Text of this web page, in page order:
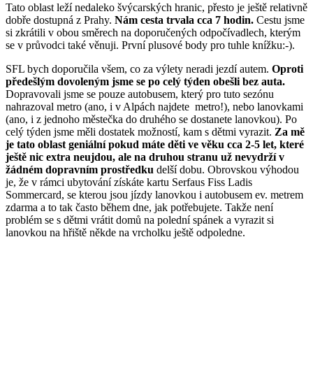
Tato oblast leží nedaleko švýcarských hranic, přesto je ještě relativně
dobře dostupná z Prahy. Nám cesta trvala cca 7 hodin. Cestu jsme
si zkrátili v obou směrech na doporučených odpočívadlech, kterým
se v průvodci také věnuji. První plusové body pro tuhle knížku:-).
SFL bych doporučila všem, co za výlety neradi jezdí autem. Oproti
předešlým dovoleným jsme se po celý týden obešli bez auta.
Dopravovali jsme se pouze autobusem, který pro tuto sezónu
nahrazoval metro (ano, i v Alpách najdete metro!), nebo lanovkami
(ano, i z jednoho městečka do druhého se dostanete lanovkou). Po
celý týden jsme měli dostatek možností, kam s dětmi vyrazit. Za mě
je tato oblast geniální pokud máte děti ve věku cca 2-5 let, které
ještě nic extra neujdou, ale na druhou stranu už nevydrží v
žádném dopravním prostředku delší dobu. Obrovskou výhodou
je, že v rámci ubytování získáte kartu Serfaus Fiss Ladis
Sommercard, se kterou jsou jízdy lanovkou i autobusem ev. metrem
zdarma a to tak často během dne, jak potřebujete. Takže není
problém se s dětmi vrátit domů na polední spánek a vyrazit si
lanovkou na hřiště někde na vrcholku ještě odpoledne.